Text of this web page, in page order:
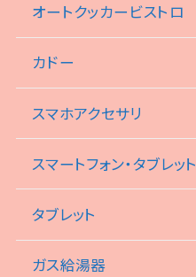
オートクッカービストロ
カドー
スマホアクセサリ
スマートフォン・タブレット
タブレット
ガス給湯器